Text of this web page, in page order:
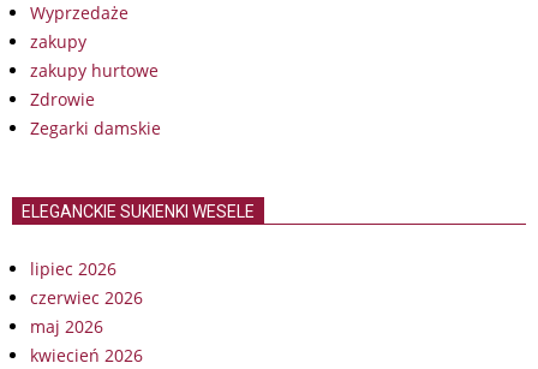
Wyprzedaże
zakupy
zakupy hurtowe
Zdrowie
Zegarki damskie
ELEGANCKIE SUKIENKI WESELE
lipiec 2026
czerwiec 2026
maj 2026
kwiecień 2026